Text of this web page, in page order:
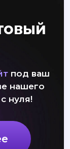
под ваш
нашего
нуля!